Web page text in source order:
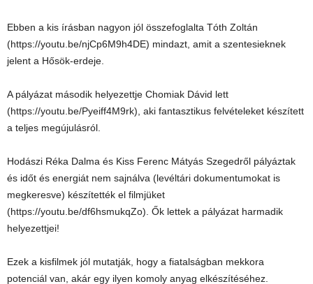
Ebben a kis írásban nagyon jól összefoglalta Tóth Zoltán
(https://youtu.be/njCp6M9h4DE) mindazt, amit a szentesieknek
jelent a Hősök-erdeje.
A pályázat második helyezettje Chomiak Dávid lett
(https://youtu.be/Pyeiff4M9rk), aki fantasztikus felvételeket készített
a teljes megújulásról.
Hodászi Réka Dalma és Kiss Ferenc Mátyás Szegedről pályáztak
és időt és energiát nem sajnálva (levéltári dokumentumokat is
megkeresve) készítették el filmjüket
(https://youtu.be/df6hsmukqZo). Ők lettek a pályázat harmadik
helyezettjei!
Ezek a kisfilmek jól mutatják, hogy a fiatalságban mekkora
potenciál van, akár egy ilyen komoly anyag elkészítéséhez.